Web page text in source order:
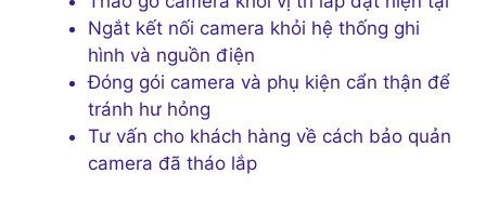
Ngắt kết nối camera khỏi hệ thống ghi
hình và nguồn điện
Đóng gói camera và phụ kiện cẩn thận để
tránh hư hỏng
Tư vấn cho khách hàng về cách bảo quản
camera đã tháo lắp